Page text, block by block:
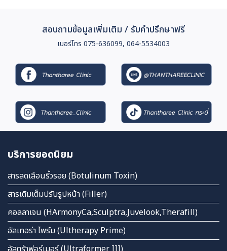
สอบถามข้อมูลเพิ่มเติม / รับคำปรึกษาฟรี
เบอร์โทร 075-636099, 064-5534003
บริการยอดนิยม
สารลดเลือนริ้วรอย (Botulinum Toxin)
สารเติมเต็มปรับรูปหน้า (Filler)
คอลลาเจน (HArmonyCa,Sculptra,Juvelook,Therafill)
อัลเทอร่า ไพร์ม (Ultherapy Prime)